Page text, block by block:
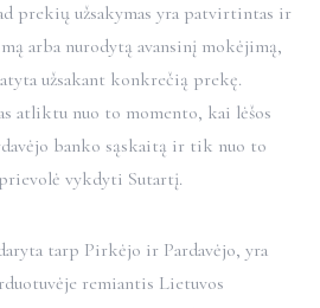
prekių užsakymas yra patvirtintas ir
arba nurodytą avansinį mokėjimą,
užsakant konkrečią prekę.
atliktu nuo to momento, kai lėšos
banko sąskaitą ir tik nuo to
vykdyti Sutartį.
tarp Pirkėjo ir Pardavėjo, yra
remiantis Lietuvos